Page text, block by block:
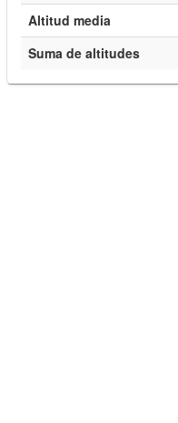
Altitud media
Suma de altitudes